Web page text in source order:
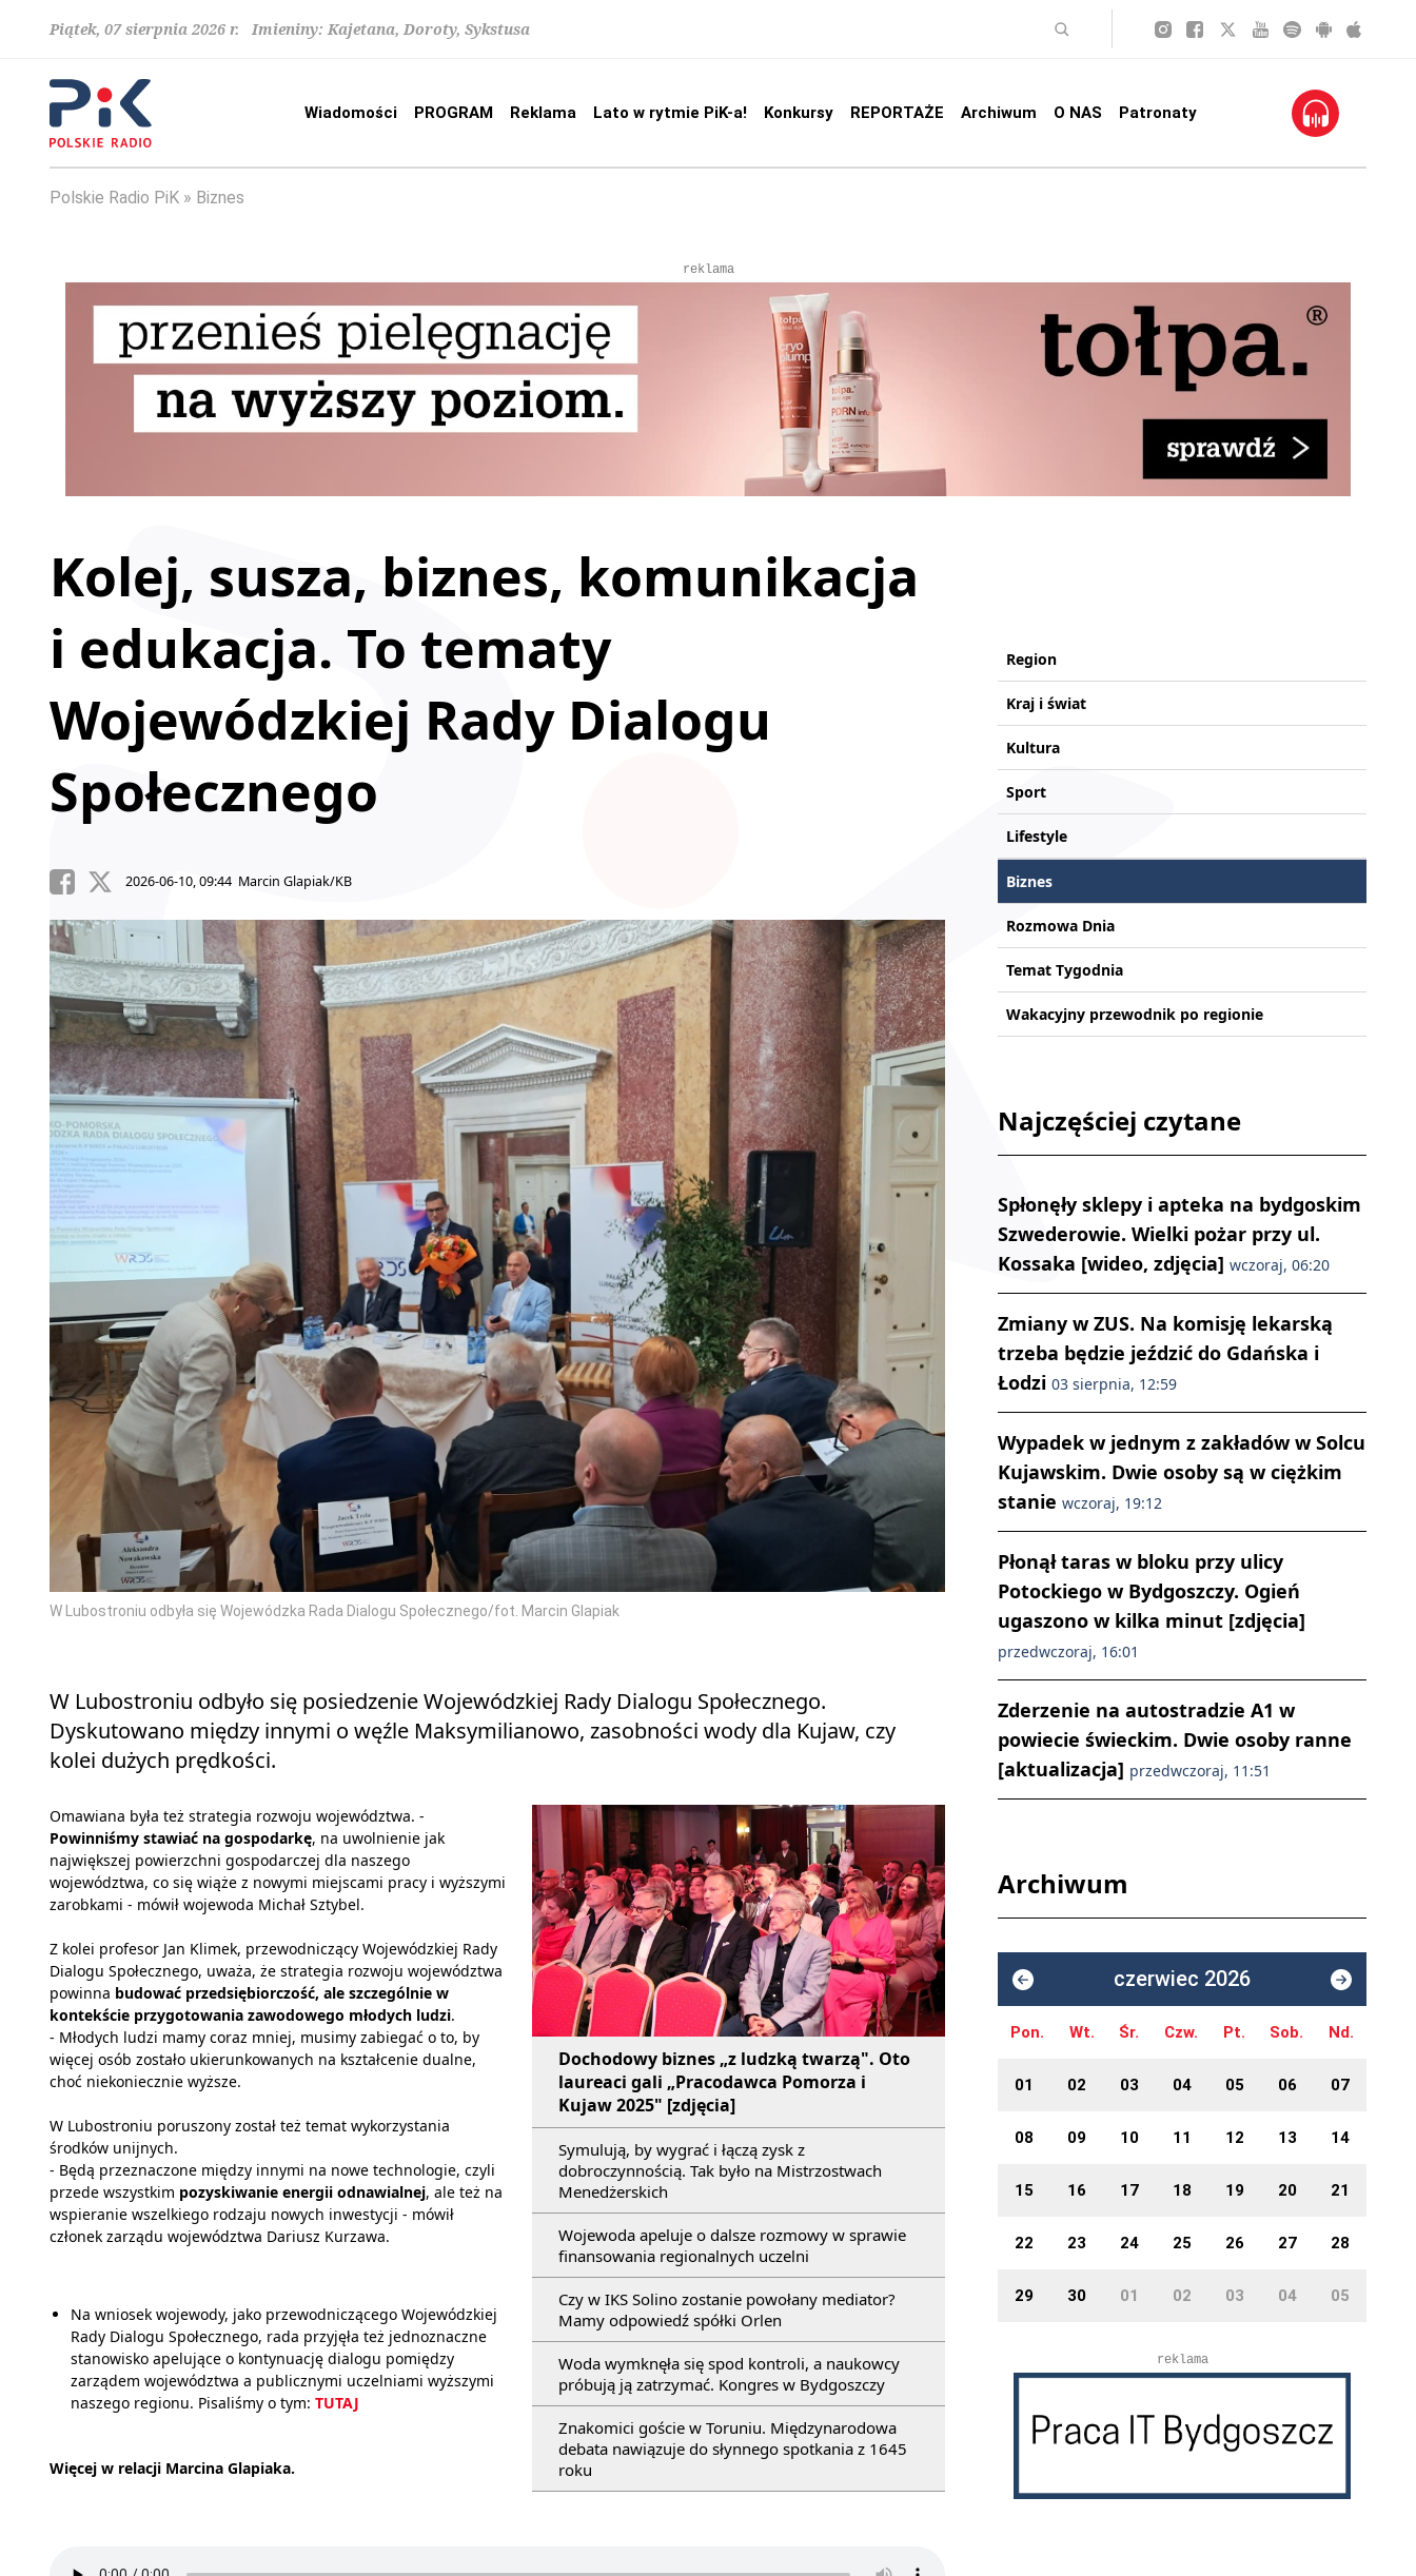
Piątek, 07 sierpnia 2026 r. Imieniny: Kajetana, Doroty, Sykstusa
Wiadomości PROGRAM Reklama Lato w rytmie PiK-a! Konkursy REPORTAŻE Archiwum O NAS Patronaty
Polskie Radio PiK Biznes
reklama
Kolej, susza, biznes, komunikacja
i edukacja. To tematy
Wojewódzkiej Rady Dialogu
Społecznego
2026-06-10, 09:44 Marcin Glapiak/KB
W Lubostroniu odbyła się Wojewódzka Rada Dialogu Społecznego/fot. Marcin Glapiak
W Lubostroniu odbyło się posiedzenie Wojewódzkiej Rady Dialogu Społecznego.
Dyskutowano między innymi o węźle Maksymilianowo, zasobności wody dla Kujaw, czy
kolei dużych prędkości.
Dochodowy biznes „z ludzką twarzą". Oto
laureaci gali „Pracodawca Pomorza i
Kujaw 2025" [zdjęcia]
Symulują, by wygrać i łączą zysk z
dobroczynnością. Tak było na Mistrzostwach
Menedżerskich
Wojewoda apeluje o dalsze rozmowy w sprawie
finansowania regionalnych uczelni
Czy w IKS Solino zostanie powołany mediator?
Mamy odpowiedź spółki Orlen
Woda wymknęła się spod kontroli, a naukowcy
próbują ją zatrzymać. Kongres w Bydgoszczy
Znakomici goście w Toruniu. Międzynarodowa
debata nawiązuje do słynnego spotkania z 1645
roku
Omawiana była też strategia rozwoju województwa. -
Powinniśmy stawiać na gospodarkę, na uwolnienie jak
największej powierzchni gospodarczej dla naszego
województwa, co się wiąże z nowymi miejscami pracy i wyższymi
zarobkami - mówił wojewoda Michał Sztybel.
Z kolei profesor Jan Klimek, przewodniczący Wojewódzkiej Rady
Dialogu Społecznego, uważa, że strategia rozwoju województwa
powinna budować przedsiębiorczość, ale szczególnie w
kontekście przygotowania zawodowego młodych ludzi.
- Młodych ludzi mamy coraz mniej, musimy zabiegać o to, by
więcej osób zostało ukierunkowanych na kształcenie dualne,
choć niekoniecznie wyższe.
W Lubostroniu poruszony został też temat wykorzystania
środków unijnych.
- Będą przeznaczone między innymi na nowe technologie, czyli
przede wszystkim pozyskiwanie energii odnawialnej, ale też na
wspieranie wszelkiego rodzaju nowych inwestycji - mówił
członek zarządu województwa Dariusz Kurzawa.
Na wniosek wojewody, jako przewodniczącego Wojewódzkiej
Rady Dialogu Społecznego, rada przyjęła też jednoznaczne
stanowisko apelujące o kontynuację dialogu pomiędzy
zarządem województwa a publicznymi uczelniami wyższymi
naszego regionu. Pisaliśmy o tym: TUTAJ
Więcej w relacji Marcina Glapiaka.
Region
Kraj i świat
Kultura
Sport
Lifestyle
Biznes
Rozmowa Dnia
Temat Tygodnia
Wakacyjny przewodnik po regionie
Najczęściej czytane
Spłonęły sklepy i apteka na bydgoskim
Szwederowie. Wielki pożar przy ul.
Kossaka [wideo, zdjęcia] wczoraj, 06:20
Zmiany w ZUS. Na komisję lekarską
trzeba będzie jeździć do Gdańska i
Łodzi 03 sierpnia, 12:59
Wypadek w jednym z zakładów w Solcu
Kujawskim. Dwie osoby są w ciężkim
stanie wczoraj, 19:12
Płonął taras w bloku przy ulicy
Potockiego w Bydgoszczy. Ogień
ugaszono w kilka minut [zdjęcia]
przedwczoraj, 16:01
Zderzenie na autostradzie A1 w
powiecie świeckim. Dwie osoby ranne
[aktualizacja] przedwczoraj, 11:51
Archiwum
czerwiec 2026
Pon. Wt. Śr. Czw. Pt. Sob. Nd.
01 02 03 04 05 06 07
08 09 10 11 12 13 14
15 16 17 18 19 20 21
22 23 24 25 26 27 28
29 30 01 02 03 04 05
reklama